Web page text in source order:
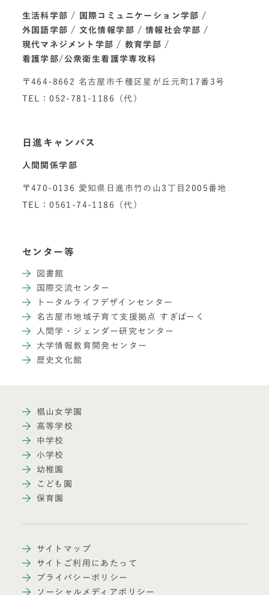
生活科学部
国際コミュニケーション学部
外国語学部
文化情報学部
情報社会学部
現代マネジメント学部
教育学部
看護学部/公衆衛生看護学専攻科
〒464-8662 名古屋市千種区星が丘元町17番3号
TEL：052-781-1186（代）
日進キャンパス
人間関係学部
〒470-0136 愛知県日進市竹の山3丁目2005番地
TEL：0561-74-1186（代）
センター等
図書館
国際交流センター
トータルライフデザインセンター
名古屋市地域子育て支援拠点 すぎぱーく
人間学・ジェンダー研究センター
大学情報教育開発センター
歴史文化館
椙山女学園
高等学校
中学校
小学校
幼稚園
こども園
保育園
サイトマップ
サイトご利用にあたって
プライバシーポリシー
ソーシャルメディアポリシー